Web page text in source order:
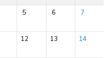
5 6 7
12 13 14